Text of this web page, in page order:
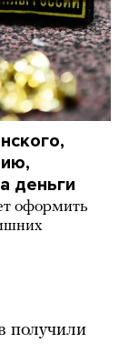
деньги
оформить
получили